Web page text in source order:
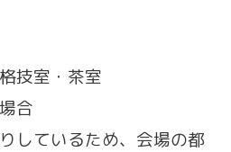
技室・茶室
合
しているため、会場の都